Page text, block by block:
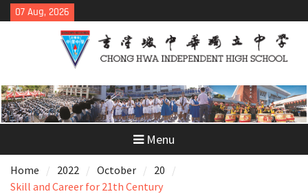
Skip
to
07 Aug, 2026
Menu
Home 2022 October
20
Skill and Career for 21th Century